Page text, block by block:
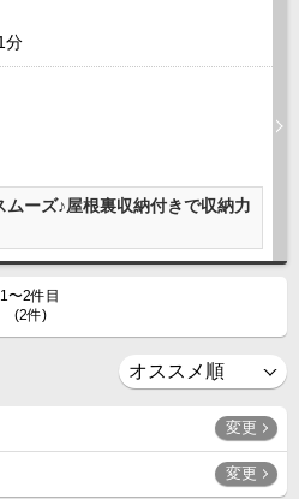
分
ーズ♪屋根裏収納付きで収納力
1〜2件目
(2件)
変更
変更